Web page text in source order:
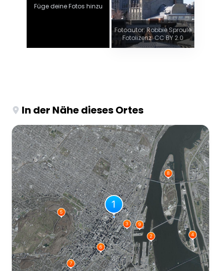
Füge deine Fotos hinzu
Fotoautor: Robbie Sproule
Fotolizenz: CC BY 2.0
In der Nähe dieses Ortes